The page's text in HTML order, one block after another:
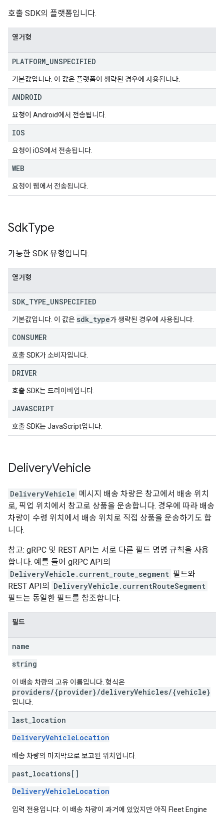
호출 SDK의 플랫폼입니다.
열거형
PLATFORM UNSPECIFIED
기본값입니다. 이 값은 플랫폼이 생략된 경우에 사용됩니다.
ANDROID
요청이 Android에서 전송됩니다.
IOS
요청이 iOS에서 전송됩니다.
WEB
요청이 웹에서 전송됩니다.
SdkType
가능한 SDK 유형입니다.
열거형
SDK TYPE UNSPECIFIED
기본값입니다. 이 값은 sdk type가 생략된 경우에 사용됩니다.
CONSUMER
호출 SDK가 소비자입니다.
DRIVER
호출 SDK는 드라이버입니다.
JAVASCRIPT
호출 SDK는 JavaScript입니다.
DeliveryVehicle
DeliveryVehicle 메시지 배송 차량은 창고에서 배송 위치
로, 픽업 위치에서 창고로 상품을 운송합니다. 경우에 따라 배송
차량이 수령 위치에서 배송 위치로 직접 상품을 운송하기도 합
니다.
참고: gRPC 및 REST API는 서로 다른 필드 명명 규칙을 사용
합니다. 예를 들어 gRPC API의
DeliveryVehicle.current_route_segment 필드와
REST API의
DeliveryVehicle.currentRouteSegment
필드는 동일한 필드를 참조합니다.
필드
name
string
이 배송 차량의 고유 이름입니다. 형식은
providers/{provider}/deliveryVehicles/{vehicle}
입니다.
last location
DeliveryVehicleLocation
배송 차량의 마지막으로 보고된 위치입니다.
past locations[]
DeliveryVehicleLocation
입력 전용입니다. 이 배송 차량이 과거에 있었지만 아직 Fleet Engine